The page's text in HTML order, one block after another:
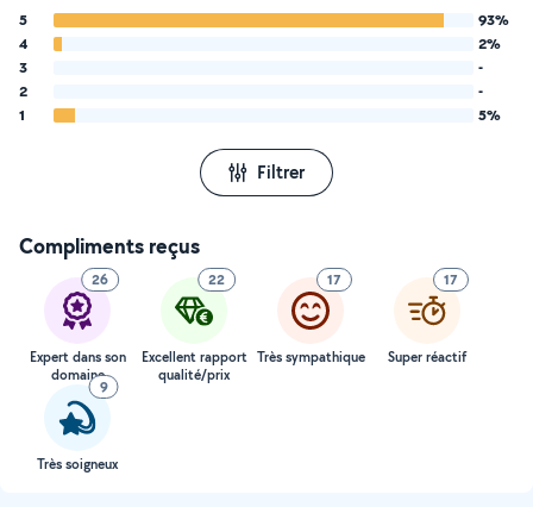
5
93%
4
2%
3
-
2
-
1
5%
Filtrer
Compliments reçus
26
Expert dans son
domaine
22
Excellent rapport
qualité/prix
17
Très sympathique
17
Super réactif
9
Très soigneux